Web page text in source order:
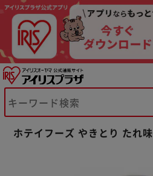
ホテイフーズ やきとり たれ味
※ご確認ください
カートに入れる